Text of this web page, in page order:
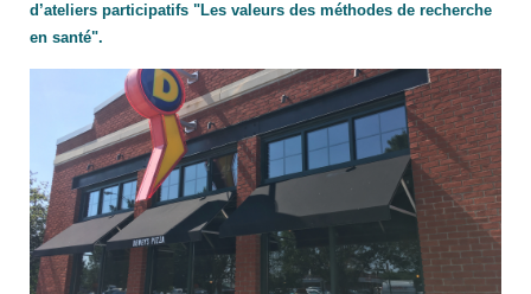
d’ateliers participatifs "Les valeurs des méthodes de recherche
en santé".